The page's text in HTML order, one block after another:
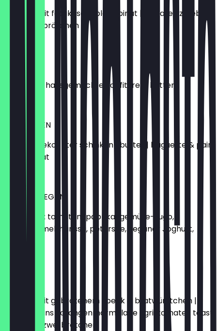
omlette mit fetakäse & blattspinat | tomate | zwiebeln
| butter & brötchen
croissant | hausgemachte konfitüre & butter
5,50 €
ANTWERPEN
gouda & gekochter schinken | butter | baguette & pain
au chocolat
10,50 €
TEL AVIV VEGAN
shakshuka: tomaten-paprika-gemüse-sugo,
kreuzkümmel, harissa, petersilie, veganer Joghurt,
rühreier mit gebratenem speck & bratwürstchen |
baked beans | orangenmarmelade | grilltomate | toast
| butter & zwei brötchen